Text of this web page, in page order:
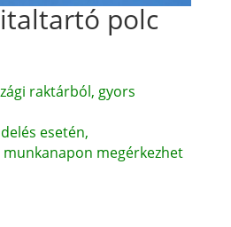
polc
raktárból, gyors
esetén,
megérkezhet